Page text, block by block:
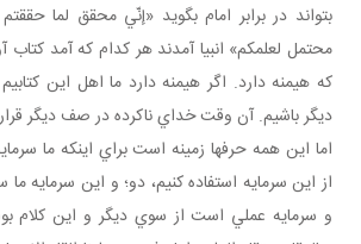
بتواند در برابر امام بگويد «إنّي محقق لما
محتمل لعلمکم» انبيا آمدند هر کدام که آمد کتاب
که هيمنه دارد. اگر هيمنه دارد ما اهل اين
ديگر باشيم. آن وقت خداي ناکرده در صف ديگر
اما اين همه حرف ها زمينه است براي اينکه ما
از اين سرمايه استفاده کنيم، دو؛ و اين سرمايه
و سرمايه عملي است از سوي ديگر و اين کلام